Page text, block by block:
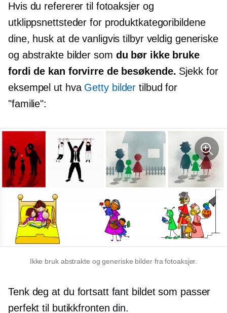
Hvis du refererer til fotoaksjer og
utklippsnettsteder for produktkategoribildene
dine, husk at de vanligvis tilbyr veldig generiske
og abstrakte bilder som du bør ikke bruke
fordi de kan forvirre de besøkende. Sjekk for
eksempel ut hva Getty bilder tilbud for
"familie":
Ikke bruk abstrakte og generiske bilder fra fotoaksjer.
Tenk deg at du fortsatt fant bildet som passer
perfekt til butikkfronten din.